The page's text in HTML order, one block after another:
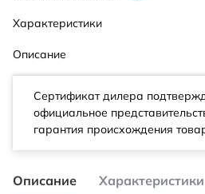
Характеристики
Описание
Сертификат дилера
официальное
гарантия происхождения
Описание Характеристики